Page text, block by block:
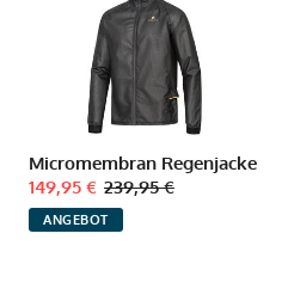
Micromembran Regenjacke
149,95 € 239,95 €
ANGEBOT